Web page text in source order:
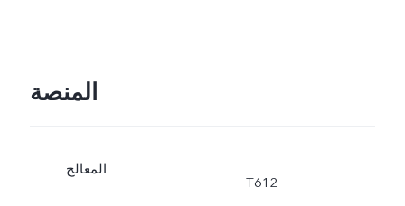
المنصة
المعالج
T612